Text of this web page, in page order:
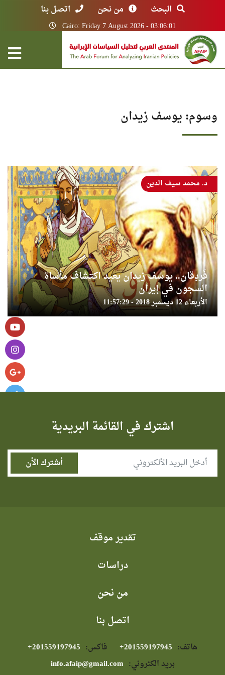
البحث من نحن اتصل بنا
Cairo: Friday 7 August 2026 - 03:06:01
وسوم: يوسف زيدان
فَردِقان.. يوسف زيدان يعيد اكتشاف مأساة
السجون في إيران
الأربعاء 12 ديسمبر 2018 - 11:57:29
د. محمد سيف الدين
اشترك في القائمة البريدية
تقدير موقف
دراسات
من نحن
اتصل بنا
هاتف: فاكس:
بريد الكتروني: info.afaip@gmail.com